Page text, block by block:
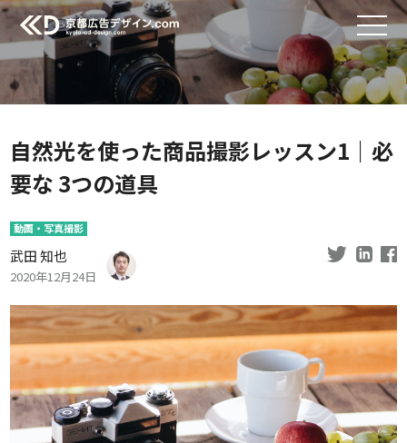
自然光を使った商品撮影レッスン1｜必
要な 3つの道具
動画・写真撮影
武田 知也
2020年12月24日